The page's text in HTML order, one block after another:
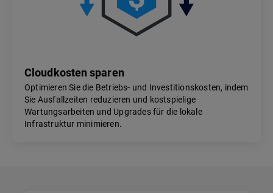
Cloudkosten sparen
Optimieren Sie die Betriebs- und Investitionskosten, indem
Sie Ausfallzeiten reduzieren und kostspielige
Wartungsarbeiten und Upgrades für die lokale
Infrastruktur minimieren.